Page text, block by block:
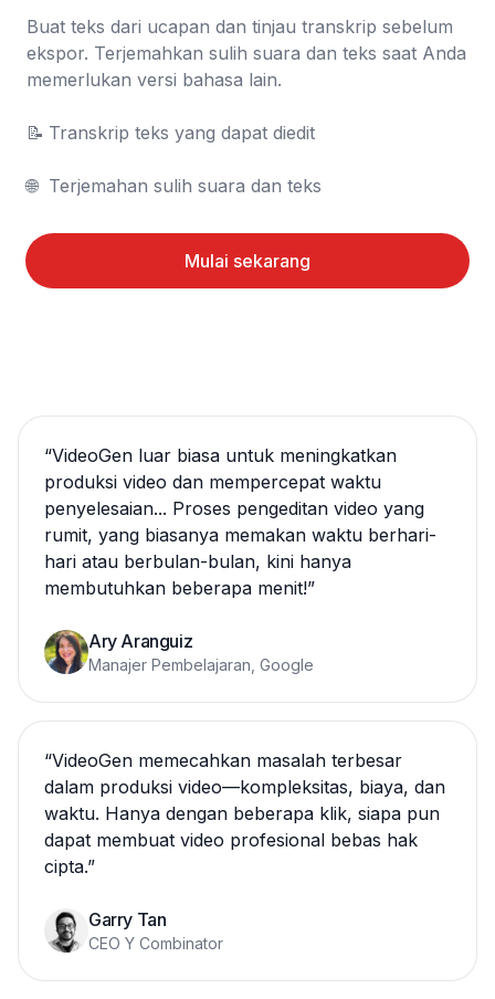
Buat teks dari ucapan dan tinjau transkrip sebelum
ekspor. Terjemahkan sulih suara dan teks saat Anda
memerlukan versi bahasa lain.
📝	Transkrip teks yang dapat diedit
🌐	Terjemahan sulih suara dan teks
Mulai sekarang
“VideoGen luar biasa untuk meningkatkan
produksi video dan mempercepat waktu
penyelesaian... Proses pengeditan video yang
rumit, yang biasanya memakan waktu berhari-
hari atau berbulan-bulan, kini hanya
membutuhkan beberapa menit!”
Ary Aranguiz
Manajer Pembelajaran, Google
“VideoGen memecahkan masalah terbesar
dalam produksi video—kompleksitas, biaya, dan
waktu. Hanya dengan beberapa klik, siapa pun
dapat membuat video profesional bebas hak
cipta.”
Garry Tan
CEO Y Combinator